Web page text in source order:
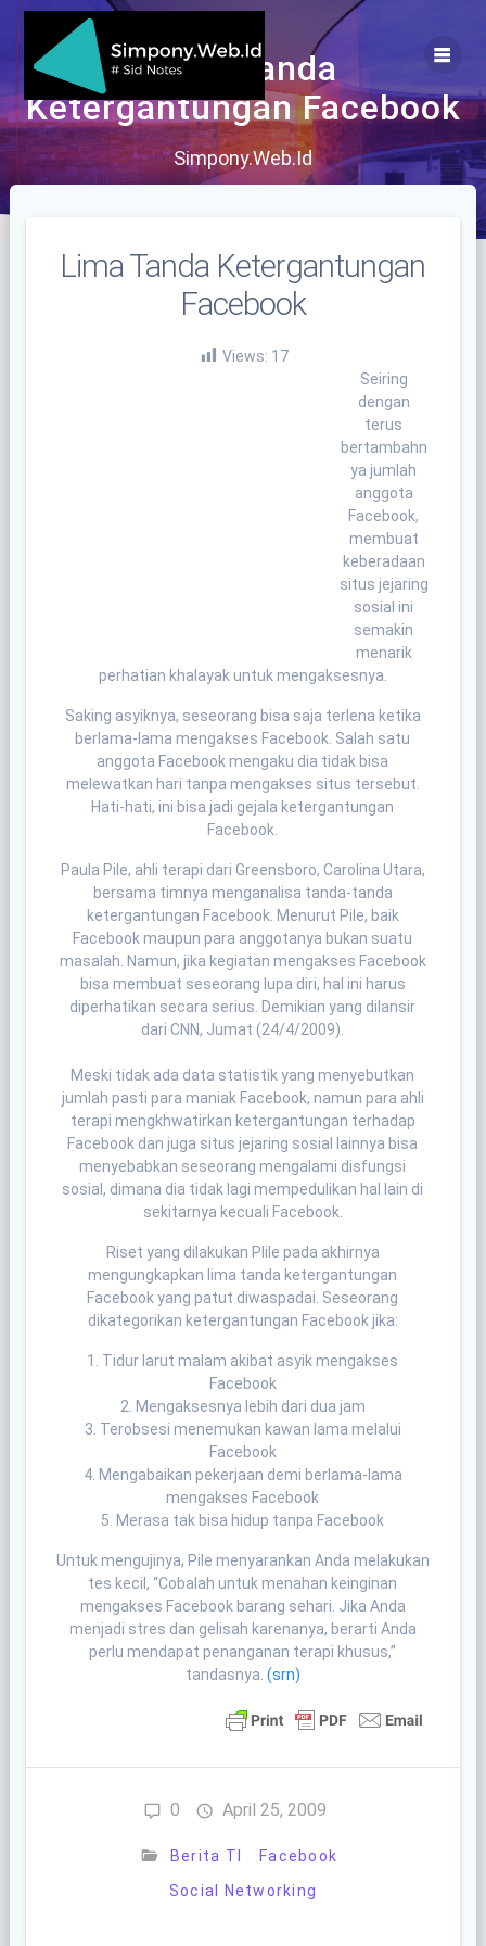
Skip
content
Lima Tanda
Ketergantungan Facebook
Simpony.Web.Id
Lima Tanda Ketergantungan
Facebook
Views: 17
Seiring
dengan
terus
bertambahn
ya jumlah
anggota
Facebook,
membuat
keberadaan
situs jejaring
sosial ini
semakin
menarik
perhatian khalayak untuk mengaksesnya.
Saking asyiknya, seseorang bisa saja terlena ketika
berlama-lama mengakses Facebook. Salah satu
anggota Facebook mengaku dia tidak bisa
melewatkan hari tanpa mengakses situs tersebut.
Hati-hati, ini bisa jadi gejala ketergantungan
Facebook.
Paula Pile, ahli terapi dari Greensboro, Carolina Utara,
bersama timnya menganalisa tanda-tanda
ketergantungan Facebook. Menurut Pile, baik
Facebook maupun para anggotanya bukan suatu
masalah. Namun, jika kegiatan mengakses Facebook
bisa membuat seseorang lupa diri, hal ini harus
diperhatikan secara serius. Demikian yang dilansir
dari CNN, Jumat (24/4/2009).
Meski tidak ada data statistik yang menyebutkan
jumlah pasti para maniak Facebook, namun para ahli
terapi mengkhwatirkan ketergantungan terhadap
Facebook dan juga situs jejaring sosial lainnya bisa
menyebabkan seseorang mengalami disfungsi
sosial, dimana dia tidak lagi mempedulikan hal lain di
sekitarnya kecuali Facebook.
Riset yang dilakukan PIile pada akhirnya
mengungkapkan lima tanda ketergantungan
Facebook yang patut diwaspadai. Seseorang
dikategorikan ketergantungan Facebook jika:
1. Tidur larut malam akibat asyik mengakses
Facebook
2. Mengaksesnya lebih dari dua jam
3. Terobsesi menemukan kawan lama melalui
Facebook
4. Mengabaikan pekerjaan demi berlama-lama
mengakses Facebook
5. Merasa tak bisa hidup tanpa Facebook
Untuk mengujinya, Pile menyarankan Anda melakukan
tes kecil, “Cobalah untuk menahan keinginan
mengakses Facebook barang sehari. Jika Anda
menjadi stres dan gelisah karenanya, berarti Anda
perlu mendapat penanganan terapi khusus,”
tandasnya. (srn)
0 April 25, 2009
Berita TI
Facebook
Social Networking